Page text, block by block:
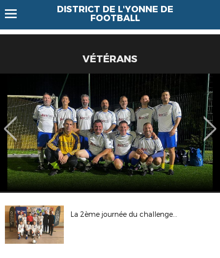
DISTRICT DE L'YONNE DE
FOOTBALL
VÉTÉRANS
La 2ème journée du challenge Bernard TURPIN